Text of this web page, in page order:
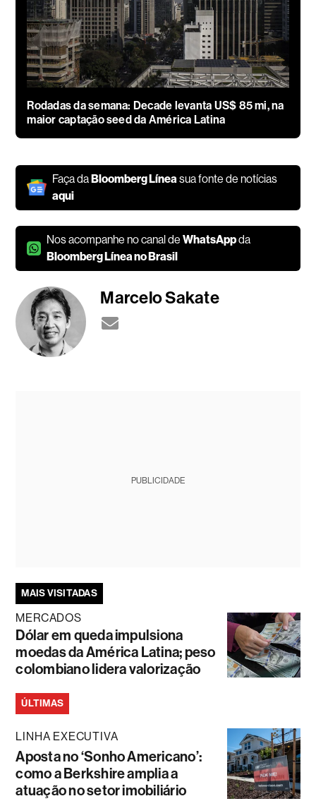
Rodadas da semana: Decade levanta US$ 85 mi, na
maior captação seed da América Latina
Faça daBloomberg Línea sua fonte de notícias
aqui
Nos acompanhe no canal deWhatsAppda
Bloomberg Línea no Brasil
Marcelo Sakate
PUBLICIDADE
MAIS VISITADAS
MERCADOS
Dólar em queda impulsiona
moedas da América Latina; peso
colombiano lidera valorização
ÚLTIMAS
LINHA EXECUTIVA
Aposta no ‘Sonho Americano’:
como a Berkshire amplia a
atuação no setor imobiliário